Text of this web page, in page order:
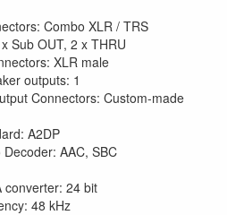
Combo XLR / TRS
Sub OUT, 2 x THRU
XLR male
outputs: 1
Connectors: Custom-made
A2DP
AAC, SBC
converter: 24 bit
48 kHz